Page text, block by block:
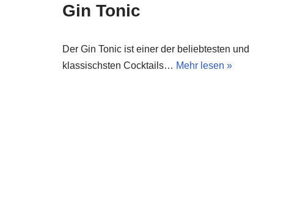
Gin Tonic
Der Gin Tonic ist einer der beliebtesten und
klassischsten Cocktails… Mehr lesen »